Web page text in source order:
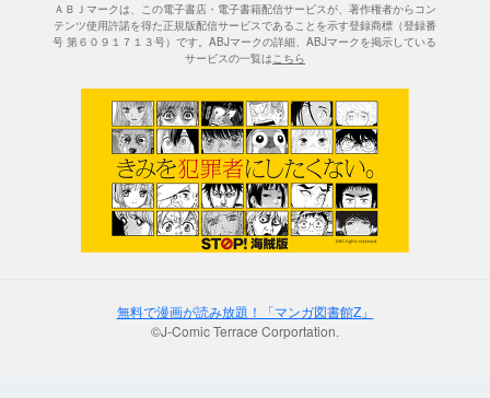
ＡＢＪマークは、この電子書店・電子書籍配信サービスが、著作権者からコン
テンツ使用許諾を得た正規版配信サービスであることを示す登録商標（登録番
号 第６０９１７１３号）です。ABJマークの詳細、ABJマークを掲示している
サービスの一覧はこちら
無料で漫画が読み放題！「マンガ図書館Z」
©J-Comic Terrace Corportation.